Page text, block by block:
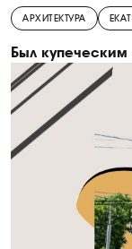
АРХИТЕКТУРА
Был